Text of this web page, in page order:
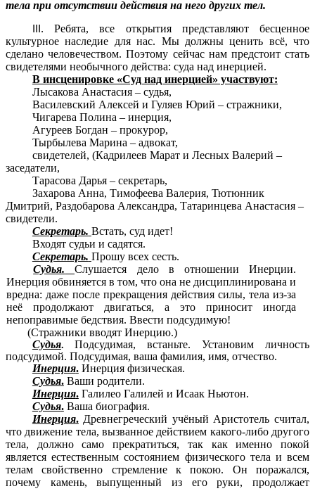
тела при отсутствии действия на него других тел.
Ребята, все открытия представляют бесценное
культурное наследие для нас. Мы должны ценить всё, что
сделано человечеством. Поэтому сейчас нам предстоит стать
свидетелями необычного действа: суда над инерцией.
В инсценировке «Суд над инерцией» участвуют:
Лысакова Анастасия – судья,
Василевский Алексей и Гуляев Юрий – стражники,
Чигарева Полина – инерция,
Агуреев Богдан – прокурор,
Тырбылева Марина – адвокат,
свидетелей, (Кадрилеев Марат и Лесных Валерий –
заседатели,
Тарасова Дарья – секретарь,
Захарова Анна, Тимофеева Валерия, Тютюнник
Дмитрий, Раздобарова Александра, Татаринцева Анастасия –
свидетели.
Секретарь. Встать, суд идет!
Входят судьи и садятся.
Секретарь. Прошу всех сесть.
Судья.
Слушается дело в отношении Инерции.
Инерция обвиняется в том, что она не дисциплинирована и
вредна: даже после прекращения действия силы, тела из-за
неё продолжают двигаться, а это приносит иногда
непоправимые бедствия. Ввести подсудимую!
(Стражники вводят Инерцию.)
Судья.
Подсудимая, встаньте. Установим личность
подсудимой. Подсудимая, ваша фамилия, имя, отчество.
Инерция.Инерция физическая.
Судья.Ваши родители.
Инерция.Галилео Галилей и Исаак Ньютон.
Судья.Ваша биография.
Инерция.Древнегреческий учёный Аристотель считал,
что движение тела, вызванное действием какого-либо другого
тела, должно само прекратиться, так как именно покой
является естественным состоянием физического тела и всем
телам свойственно стремление к покою. Он поражался,
почему камень, выпущенный из его руки, продолжает